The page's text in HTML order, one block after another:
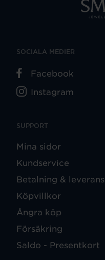
SUPPORT
Mina sidor
Kundservice
Betalning & leverans
Köpvillkor
Ångra köp
Försäkring
Saldo - Presentkort
SOCIALA MEDIER
Facebook
Instagram